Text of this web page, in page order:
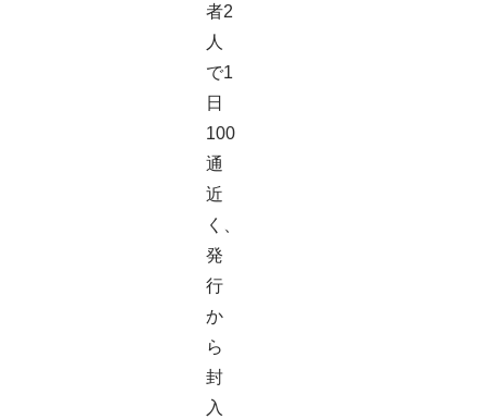
者2
人
で1
日
100
通
近
く、
発
行
か
ら
封
入